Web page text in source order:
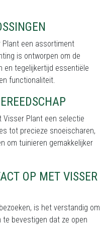
Plant een assortiment
is ontworpen om de
en tegelijkertijd essentiële
functionaliteit.
Visser Plant een selectie
tot precieze snoeischaren,
om tuinieren gemakkelijker
OP MET VISSER
is het verstandig om
bevestigen dat ze open